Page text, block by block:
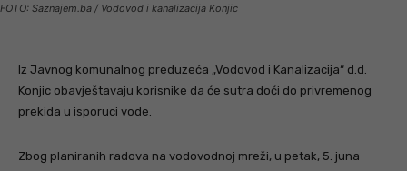
FOTO: Saznajem.ba / Vodovod i kanalizacija Konjic
Iz Javnog komunalnog preduzeća „Vodovod i Kanalizacija“ d.d.
Konjic obavještavaju korisnike da će sutra doći do privremenog
prekida u isporuci vode.
Zbog planiranih radova na vodovodnoj mreži, u petak, 5. juna